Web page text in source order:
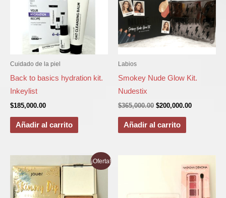
Cuidado de la piel
Back to basics hydration kit.
Inkeylist
$185,000.00
Añadir al carrito
Labios
Smokey Nude Glow Kit.
Nudestix
$365,000.00
original
era:
$365,000.00.
$200,000.00
actual
es:
Añadir al carrito
¡Oferta!
precio
original
era:
$165,000.00.
precio
actual
$100,000.00.